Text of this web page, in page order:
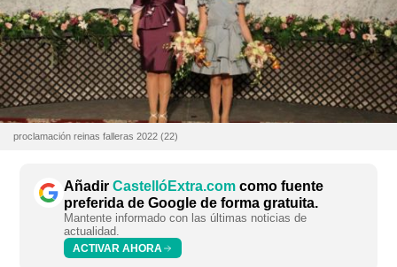
proclamación reinas falleras 2022 (22)
Añadir CastellóExtra.com como fuente
preferida de Google de forma gratuita.
Mantente informado con las últimas noticias de
actualidad.
ACTIVAR AHORA